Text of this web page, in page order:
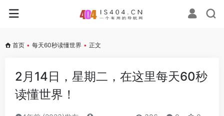
首页 • 每天60秒读懂世界 • 正文
2月14日，星期二，在这里每天60秒
读懂世界！